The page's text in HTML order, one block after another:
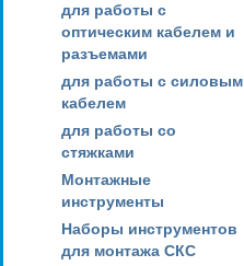
для работы с
оптическим кабелем и
разъемами
для работы с силовым
кабелем
для работы со
стяжками
Монтажные
инструменты
Наборы инструментов
для монтажа СКС